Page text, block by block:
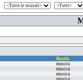
Ruolo
musica
musica
musica
musica